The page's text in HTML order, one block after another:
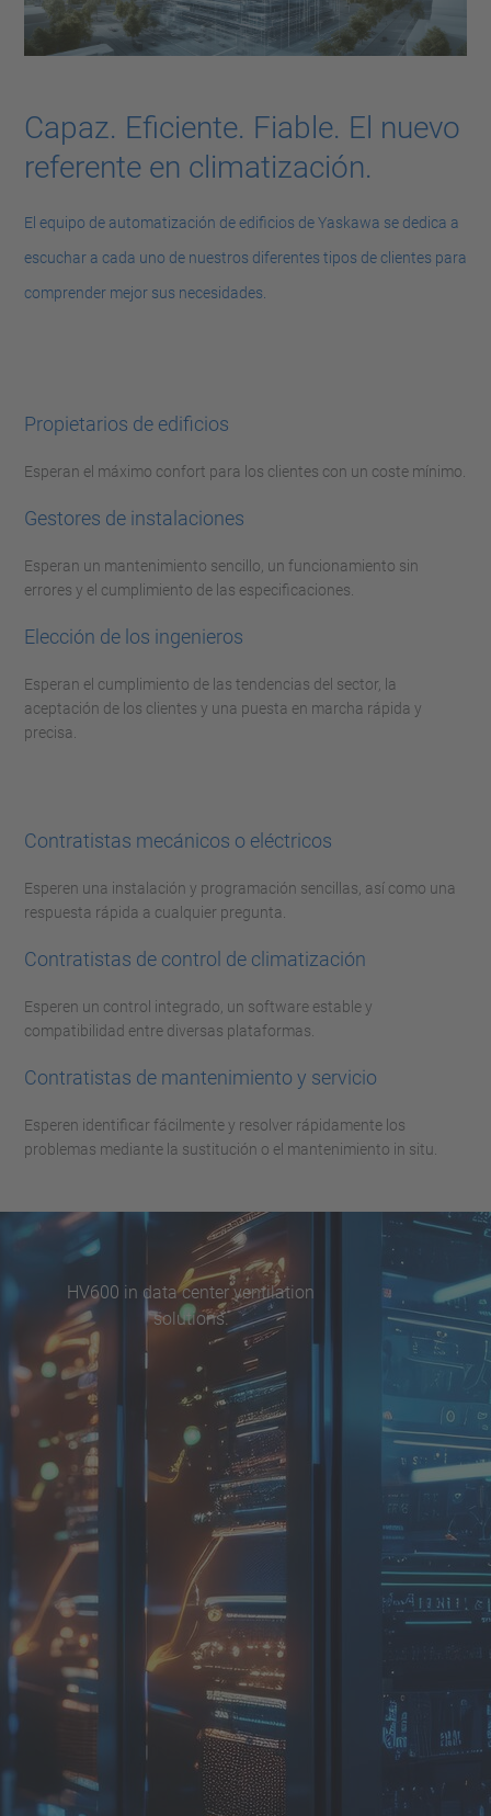
Capaz. Eficiente. Fiable. El nuevo
referente en climatización.
El equipo de automatización de edificios de Yaskawa se dedica a
escuchar a cada uno de nuestros diferentes tipos de clientes para
comprender mejor sus necesidades.
Propietarios de edificios
Esperan el máximo confort para los clientes con un coste mínimo.
Gestores de instalaciones
Esperan un mantenimiento sencillo, un funcionamiento sin
errores y el cumplimiento de las especificaciones.
Elección de los ingenieros
Esperan el cumplimiento de las tendencias del sector, la
aceptación de los clientes y una puesta en marcha rápida y
precisa.
Contratistas mecánicos o eléctricos
Esperen una instalación y programación sencillas, así como una
respuesta rápida a cualquier pregunta.
Contratistas de control de climatización
Esperen un control integrado, un software estable y
compatibilidad entre diversas plataformas.
Contratistas de mantenimiento y servicio
Esperen identificar fácilmente y resolver rápidamente los
problemas mediante la sustitución o el mantenimiento in situ.
HV600 in data center ventilation
solutions.